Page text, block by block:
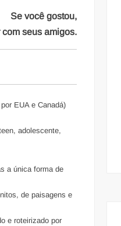
Se você gostou,
seus amigos.
EUA e Canadá)
adolescente,
a única forma de
de paisagens e
e roteirizado por